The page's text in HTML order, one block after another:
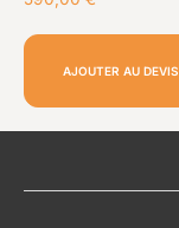
AJOUTER AU DEVIS